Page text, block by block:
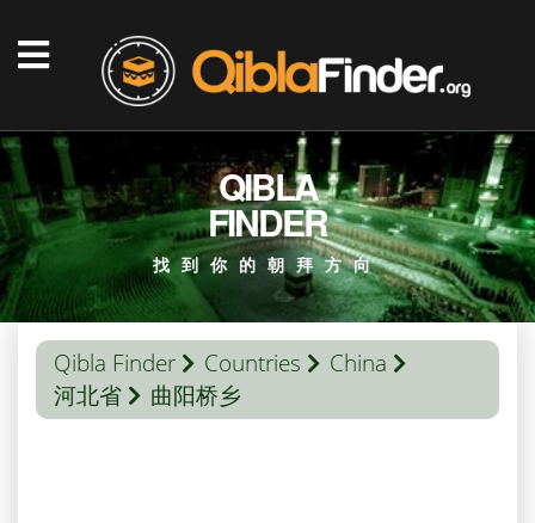
QIBLA
FINDER
找到你的朝拜方向
Qibla Finder Countries
China
河北省
曲阳桥乡